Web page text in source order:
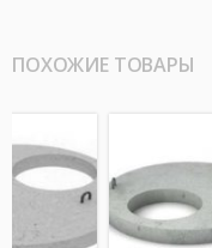
ПОХОЖИЕ ТОВАРЫ